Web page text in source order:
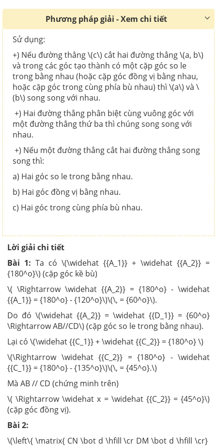
Phương pháp giải - Xem chi tiết
Sử dụng:
+) Nếu đường thẳng \(c\) cắt hai đường thẳng \(a, b\)
và trong các góc tạo thành có một cặp góc so le
trong bằng nhau (hoặc cặp góc đồng vị bằng nhau,
hoặc cặp góc trong cùng phía bù nhau) thì \(a\) và \
(b\) song song với nhau.
+) Hai đường thẳng phân biệt cùng vuông góc với
một đường thẳng thứ ba thì chúng song song với
nhau.
+) Nếu một đường thẳng cắt hai đường thẳng song
song thì:
a) Hai góc so le trong bằng nhau.
b) Hai góc đồng vị bằng nhau.
c) Hai góc trong cùng phía bù nhau.
Lời giải chi tiết
Bài 1: Ta có \(\widehat {{A_1}} + \widehat {{A_2}} =
{180^o}\) (cặp góc kề bù)
\( \Rightarrow \widehat {{A_2}} = {180^o} - \widehat
{{A_1}} = {180^o} - {120^o}\)\(\, = {60^o}\).
Do đó \(\widehat {{A_2}} = \widehat {{D_1}} = {60^o}
\Rightarrow AB//CD\) (cặp góc so le trong bằng nhau).
Lại có \(\widehat {{C_1}} + \widehat {{C_2}} = {180^o} \)
\(\Rightarrow \widehat {{C_2}} = {180^o} - \widehat
{{C_1}} = {180^o} - {135^o}\)\(\, = {45^o}.\)
Mà AB // CD (chứng minh trên)
\( \Rightarrow \widehat x = \widehat {{C_2}} = {45^o}\)
(cặp góc đồng vị).
Bài 2:
\(\left\{ \matrix{ CN \bot d \hfill \cr DM \bot d \hfill \cr}